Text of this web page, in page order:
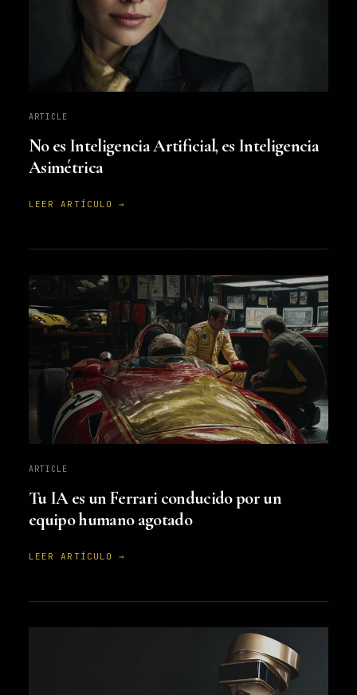
ARTICLE
No es Inteligencia Artificial, es Inteligencia
Asimétrica
LEER ARTÍCULO →
ARTICLE
Tu IA es un Ferrari conducido por un
equipo humano agotado
LEER ARTÍCULO →